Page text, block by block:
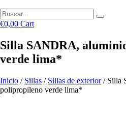
€0,00 Cart
Silla SANDRA,
verde lima*
Inicio / Sillas / Sillas de exterior/ Silla
polipropileno verde lima*